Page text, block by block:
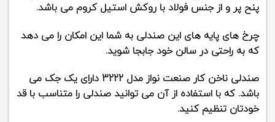
پنح پر و از جنس فولاد با روکش استیل کروم می باشد.
چرخ های پایه های این صندلی به شما این امکان را می دهد
که به راحتی در سالن خود جابجا شوید.
صندلی ناخن کار صنعت نواز مدل 3222
دارای یک جک می
باشد. که با استفاده از آن می توانید صندلی را متناسب با قد
خودتان تنظیم کنید.